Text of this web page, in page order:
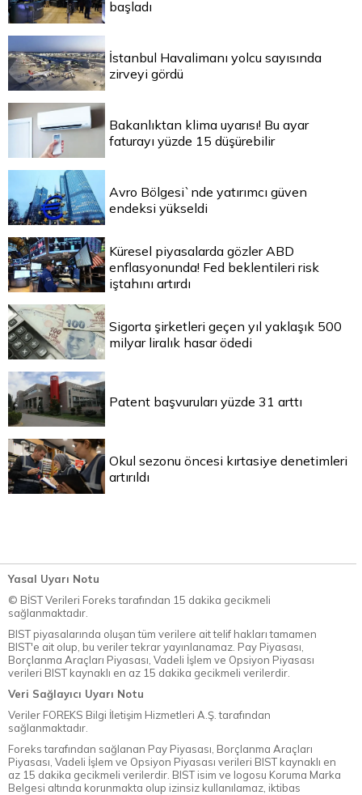
başladı
İstanbul Havalimanı yolcu sayısında
zirveyi gördü
Bakanlıktan klima uyarısı! Bu ayar
faturayı yüzde 15 düşürebilir
Avro Bölgesi`nde yatırımcı güven
endeksi yükseldi
Küresel piyasalarda gözler ABD
enflasyonunda! Fed beklentileri risk
iştahını artırdı
Sigorta şirketleri geçen yıl yaklaşık 500
milyar liralık hasar ödedi
Patent başvuruları yüzde 31 arttı
Okul sezonu öncesi kırtasiye denetimleri
artırıldı
Yasal Uyarı Notu
© BİST Verileri Foreks tarafından 15 dakika gecikmeli
sağlanmaktadır.
BIST piyasalarında oluşan tüm verilere ait telif hakları tamamen
BIST'e ait olup, bu veriler tekrar yayınlanamaz. Pay Piyasası,
Borçlanma Araçları Piyasası, Vadeli İşlem ve Opsiyon Piyasası
verileri BIST kaynaklı en az 15 dakika gecikmeli verilerdir.
Veri Sağlayıcı Uyarı Notu
Veriler FOREKS Bilgi İletişim Hizmetleri A.Ş. tarafından
sağlanmaktadır.
Foreks tarafından sağlanan Pay Piyasası, Borçlanma Araçları
Piyasası, Vadeli İşlem ve Opsiyon Piyasası verileri BIST kaynaklı en
az 15 dakika gecikmeli verilerdir. BIST isim ve logosu Koruma Marka
Belgesi altında korunmakta olup izinsiz kullanılamaz, iktibas